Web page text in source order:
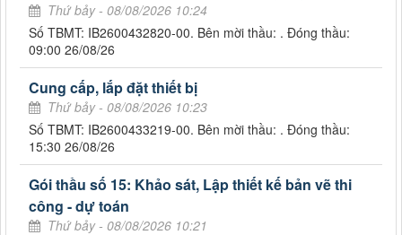
Thứ bảy - 08/08/2026 10:24
Số TBMT: IB2600432820-00. Bên mời thầu: . Đóng thầu:
09:00 26/08/26
Cung cấp, lắp đặt thiết bị
Thứ bảy - 08/08/2026 10:23
Số TBMT: IB2600433219-00. Bên mời thầu: . Đóng thầu:
15:30 26/08/26
Gói thầu số 15: Khảo sát, Lập thiết kế bản vẽ thi
công - dự toán
Thứ bảy - 08/08/2026 10:21